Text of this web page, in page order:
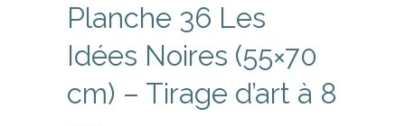
Planche 36 Les
Idées Noires (55×70
cm) – Tirage d’art à 8